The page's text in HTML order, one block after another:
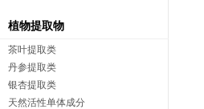
植物提取物
茶叶提取类
丹参提取类
银杏提取类
天然活性单体成分